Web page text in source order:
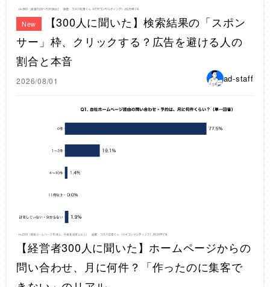
New
【300人に聞いた】検索結果の「スポン
サー」枠、クリックする？広告を避ける人の
割合と本音
2026/08/01 ad-staff
【経営者300人に聞いた】ホームページからの
問い合わせ、月に何件？「作ったのに集客で